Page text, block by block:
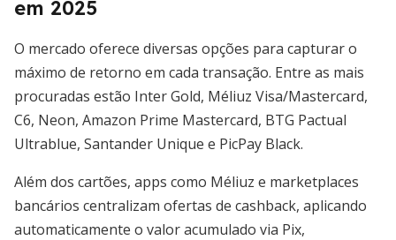
em 2025
O mercado oferece diversas opções para capturar o
máximo de retorno em cada transação. Entre as mais
procuradas estão Inter Gold, Méliuz Visa/Mastercard,
C6, Neon, Amazon Prime Mastercard, BTG Pactual
Ultrablue, Santander Unique e PicPay Black.
Além dos cartões, apps como Méliuz e marketplaces
bancários centralizam ofertas de cashback, aplicando
automaticamente o valor acumulado via Pix,